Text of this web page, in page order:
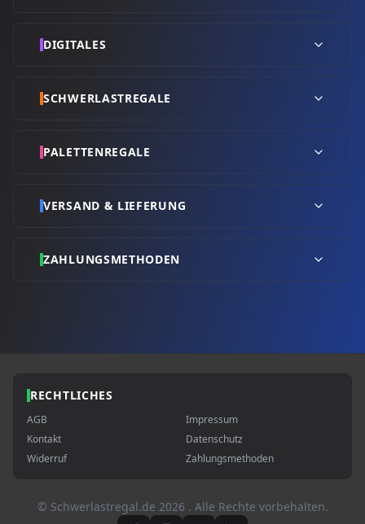
DIGITALES
SCHWERLASTREGALE
PALETTENREGALE
VERSAND & LIEFERUNG
ZAHLUNGSMETHODEN
RECHTLICHES
AGB
Impressum
Kontakt
Datenschutz
Widerruf
Zahlungsmethoden
© Schwerlastregal.de 2026 . Alle Rechte vorbehalten.